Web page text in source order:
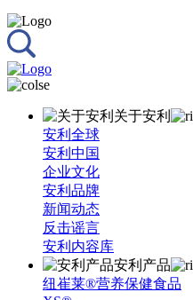
关于安利
安利全球
安利中国
企业文化
安利品牌
新闻动态
反击谣言
安利内容库
安利产品
纽崔莱®营养保健食品